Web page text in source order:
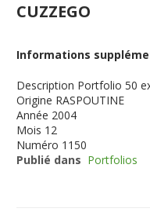
CUZZEGO
Informations
Description Portfolio 50
Origine RASPOUTINE
Année 2004
Mois 12
Numéro 1150
Publié dans Portfolios